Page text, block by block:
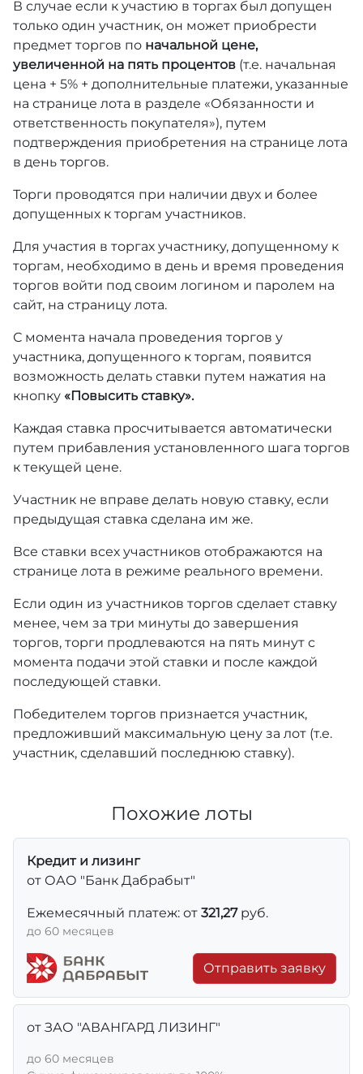
В случае если к участию в торгах был допущен
только один участник, он может приобрести
предмет торгов по начальной цене,
увеличенной на пять процентов (т.е. начальная
цена + 5% + дополнительные платежи, указанные
на странице лота в разделе «Обязанности и
ответственность покупателя»), путем
подтверждения приобретения на странице лота
в день торгов.
Торги проводятся при наличии двух и более
допущенных к торгам участников.
Для участия в торгах участнику, допущенному к
торгам, необходимо в день и время проведения
торгов войти под своим логином и паролем на
сайт, на страницу лота.
С момента начала проведения торгов у
участника, допущенного к торгам, появится
возможность делать ставки путем нажатия на
кнопку «Повысить ставку».
Каждая ставка просчитывается автоматически
путем прибавления установленного шага торгов
к текущей цене.
Участник не вправе делать новую ставку, если
предыдущая ставка сделана им же.
Все ставки всех участников отображаются на
странице лота в режиме реального времени.
Если один из участников торгов сделает ставку
менее, чем за три минуты до завершения
торгов, торги продлеваются на пять минут с
момента подачи этой ставки и после каждой
последующей ставки.
Победителем торгов признается участник,
предложивший максимальную цену за лот (т.е.
участник, сделавший последнюю ставку).
Похожие лоты
Кредит и лизинг
от ОАО "Банк Дабрабыт"
Ежемесячный платеж: от 321,27руб.
до 60 месяцев
Отправить заявку
от ЗАО "АВАНГАРД ЛИЗИНГ"
до 60 месяцев